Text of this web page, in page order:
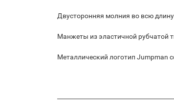
Двусторонняя молния во всю
Манжеты из эластичной рубчатой
Металлический логотип Jumpman